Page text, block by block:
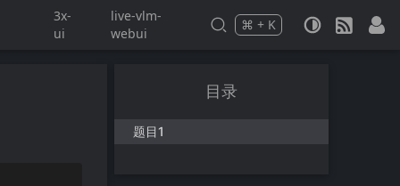
3x-
ui
live-vlm-
webui
Press
⌘ +
and K
to search
目录
题目1